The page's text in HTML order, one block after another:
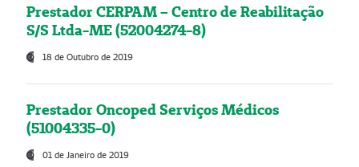
Prestador CERPAM – Centro de Reabilitação
S/S Ltda-ME (52004274-8)
18 de Outubro de 2019
Prestador Oncoped Serviços Médicos
(51004335-0)
01 de Janeiro de 2019